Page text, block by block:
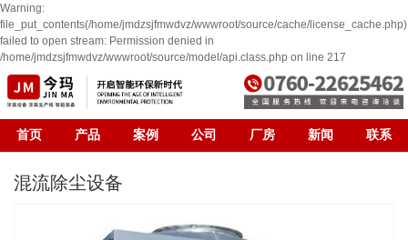
Warning:
file_put_contents(/home/jmdzsjfmwdvz/wwwroot/source/cache/
failed to open stream: Permission denied in
/home/jmdzsjfmwdvz/wwwroot/source/model/api.class.php on line 217
首页 产品 案例 公司 厂房 新闻 联系
混流除尘设备